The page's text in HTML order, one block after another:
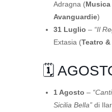
Adragna (Musica
Avanguardie)
31 Luglio – “Il
Extasia (Teatro
🗓️
1 Agosto –
Sicilia Bella” di